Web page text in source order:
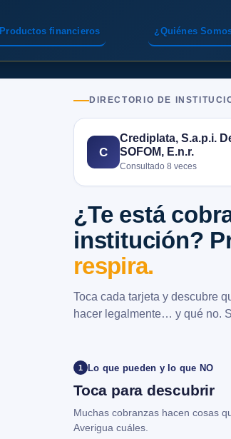
Productos financieros ¿Quiénes
DIRECTORIO DE
C
Crediplata, S.a.p.i.
SOFOM, E.n.r.
Consultado 8 veces
¿Te está
institución?
respira.
Toca cada tarjeta y descubre
hacer legalmente… y qué no.
1 Lo que pueden y lo que NO
Toca para descubrir
Muchas cobranzas hacen cosas
Averigua cuáles.